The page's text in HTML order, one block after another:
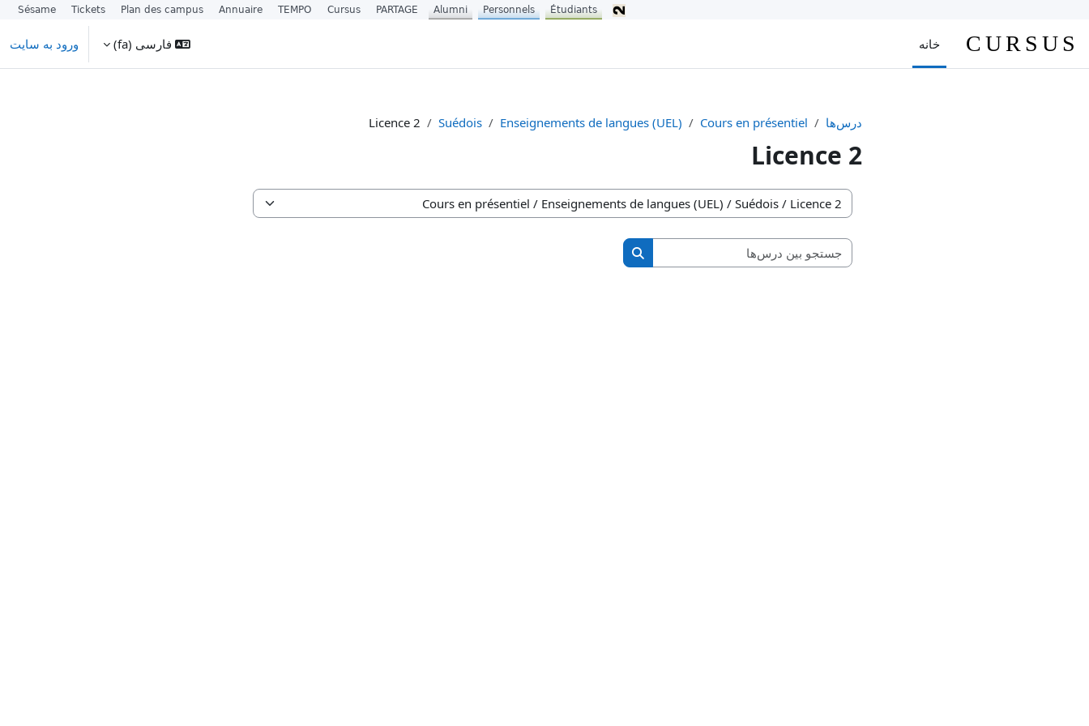
CURSUS خانه فارسی ‎(fa)‎ ورود به سایت
درس‌ها Cours en présentiel
Enseignements de langues (UEL)
Suédois
Licence 2
Licence 2
طبقه‌های درسی
جستجو بین درس‌ها
جستجو بین درس‌ها
Étudiants
Personnels
Alumni
PARTAGE
Cursus
TEMPO
Annuaire
Plan des campus
Tickets
Sésame